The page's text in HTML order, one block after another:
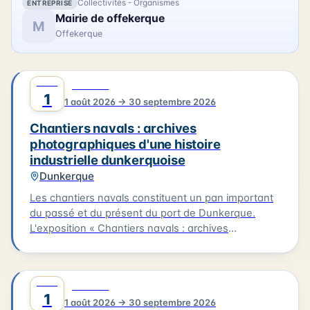
ENTREPRISE Collectivités - Organismes
M Mairie de offekerque
Offekerque
1 1 août 2026 → 30 septembre 2026
Chantiers navals : archives
photographiques d'une histoire
industrielle dunkerquoise
Dunkerque
Les chantiers navals constituent un pan important
du passé et du présent du port de Dunkerque.
L'exposition « Chantiers navals : archives
collections du musée et évoque plusieurs grands
chantiers : Ziegler, les Ateliers et Chantiers de
France, Béliard & Crighton. Le parcours se prolonge
1 1 août 2026 → 30 septembre 2026